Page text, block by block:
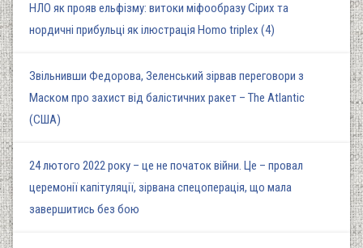
НЛО як прояв ельфізму: витоки міфообразу Сірих та
нордичні прибульці як ілюстрація Homo triplex (4)
Звільнивши Федорова, Зеленський зірвав переговори з
Маском про захист від балістичних ракет – The Atlantic
(США)
24 лютого 2022 року – це не початок війни. Це – провал
церемонії капітуляції, зірвана спецоперація, що мала
завершитись без бою